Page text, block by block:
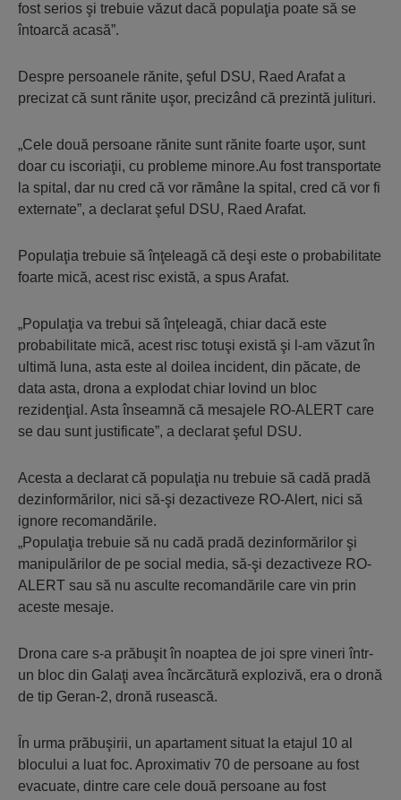
fost serios şi trebuie văzut dacă populaţia poate să se
întoarcă acasă”.
Despre persoanele rănite, şeful DSU, Raed Arafat a
precizat că sunt rănite uşor, precizând că prezintă julituri.
„Cele două persoane rănite sunt rănite foarte uşor, sunt
doar cu iscoriaţii, cu probleme minore.Au fost transportate
la spital, dar nu cred că vor rămâne la spital, cred că vor fi
externate”, a declarat şeful DSU, Raed Arafat.
Populaţia trebuie să înţeleagă că deşi este o probabilitate
foarte mică, acest risc există, a spus Arafat.
„Populaţia va trebui să înţeleagă, chiar dacă este
probabilitate mică, acest risc totuşi există şi l-am văzut în
ultimă luna, asta este al doilea incident, din păcate, de
data asta, drona a explodat chiar lovind un bloc
rezidenţial. Asta înseamnă că mesajele RO-ALERT care
se dau sunt justificate”, a declarat şeful DSU.
Acesta a declarat că populaţia nu trebuie să cadă pradă
dezinformărilor, nici să-şi dezactiveze RO-Alert, nici să
ignore recomandările.
„Populaţia trebuie să nu cadă pradă dezinformărilor şi
manipulărilor de pe social media, să-şi dezactiveze RO-
ALERT sau să nu asculte recomandările care vin prin
aceste mesaje.
Drona care s-a prăbuşit în noaptea de joi spre vineri într-
un bloc din Galaţi avea încărcătură explozivă, era o dronă
de tip Geran-2, dronă rusească.
În urma prăbuşirii, un apartament situat la etajul 10 al
blocului a luat foc. Aproximativ 70 de persoane au fost
evacuate, dintre care cele două persoane au fost